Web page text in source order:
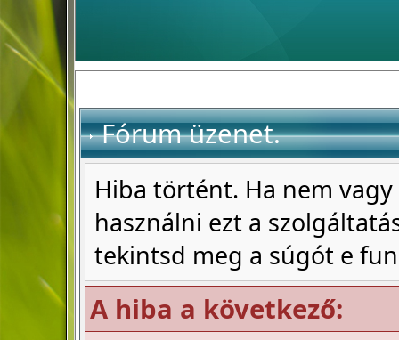
Fórum üzenet.
Hiba történt. Ha nem
használni ezt a
tekintsd meg a súgót e
A hiba a következő: